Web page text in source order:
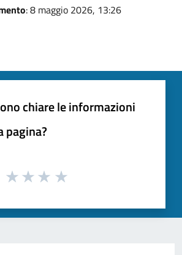
: 8 maggio 2026, 13:26
chiare le informazioni
pagina?